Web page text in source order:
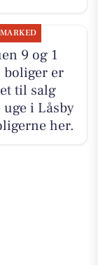
9 og 1
boliger er
til salg
uge i Låsby
her.